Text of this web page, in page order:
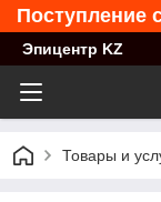
Поступление
Эпицентр KZ
Товары и